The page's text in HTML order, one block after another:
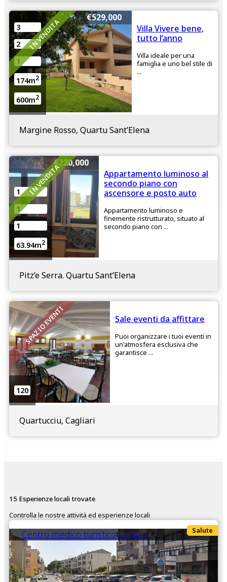
IN VENDITA €529,000
3
2
1
174m2
600m2
Villa Vivere bene,
tutto l’anno
Villa ideale per una
famiglia e uno bel stile di
...
Margine Rosso, Quartu Sant’Elena
IN VENDITA€220,000
1
1
1
63.94m2
Appartamento luminoso al
secondo piano con
ascensore e posto auto
Appartamento luminoso e
finemente ristrutturato, situato al
secondo piano con ...
Pitz’e Serra. Quartu Sant’Elena
SPAZIO EVENTI
120
Sale eventi da affittare
Puoi organizzare i tuoi eventi in
un'atmosfera esclusiva che
garantisce ...
Quartucciu, Cagliari
15 Esperienze locali trovate
Controlla le nostre attività ed esperienze locali
Centro medico turistico Cagliari Salute